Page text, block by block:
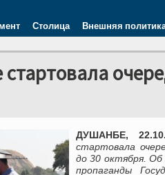
Столица Внешняя
ДУШАНБЕ,
стартовала
до 30 октября.
пропаганды